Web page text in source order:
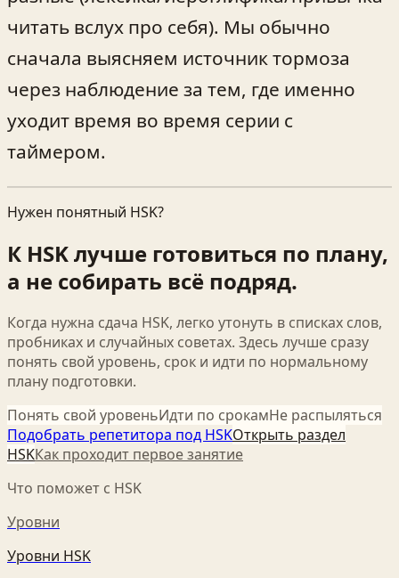
читать вслух про себя). Мы обычно
сначала выясняем источник тормоза
через наблюдение за тем, где именно
уходит время во время серии с
таймером.
Нужен понятный HSK?
К HSK лучше готовиться по плану,
а не собирать всё подряд.
Когда нужна сдача HSK, легко утонуть в списках слов,
пробниках и случайных советах. Здесь лучше сразу
понять свой уровень, срок и идти по нормальному
плану подготовки.
Понять свой уровеньИдти по срокамНе распыляться
Подобрать репетитора под HSKОткрыть раздел
HSKКак проходит первое занятие
Что поможет с HSK
Уровни
Уровни HSK